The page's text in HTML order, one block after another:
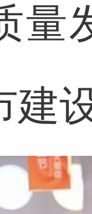
量
建